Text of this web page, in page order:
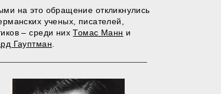
на это обращение откликнулись
ученых, писателей,
– среди нихТомас Манн и
Гауптман